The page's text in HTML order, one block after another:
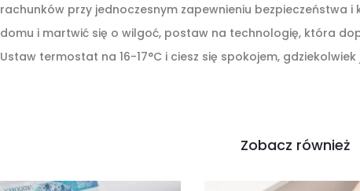
rachunków przy jednoczesnym zapewnieniu bezpieczeństwa
domu i martwić się o wilgoć, postaw na technologię, która
Ustaw termostat na 16-17°C i ciesz się spokojem, gdziekolwiek
Zobacz również